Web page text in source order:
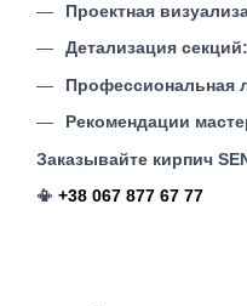
Проектная
Детализация секций:
Профессиональная
Рекомендации
Заказывайте кирпич
📳 +38 067 877 67 77